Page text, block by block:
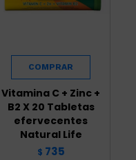
Vitamina C + Zinc +
B2 X 20 Tabletas
efervecentes
Natural Life
$ 735